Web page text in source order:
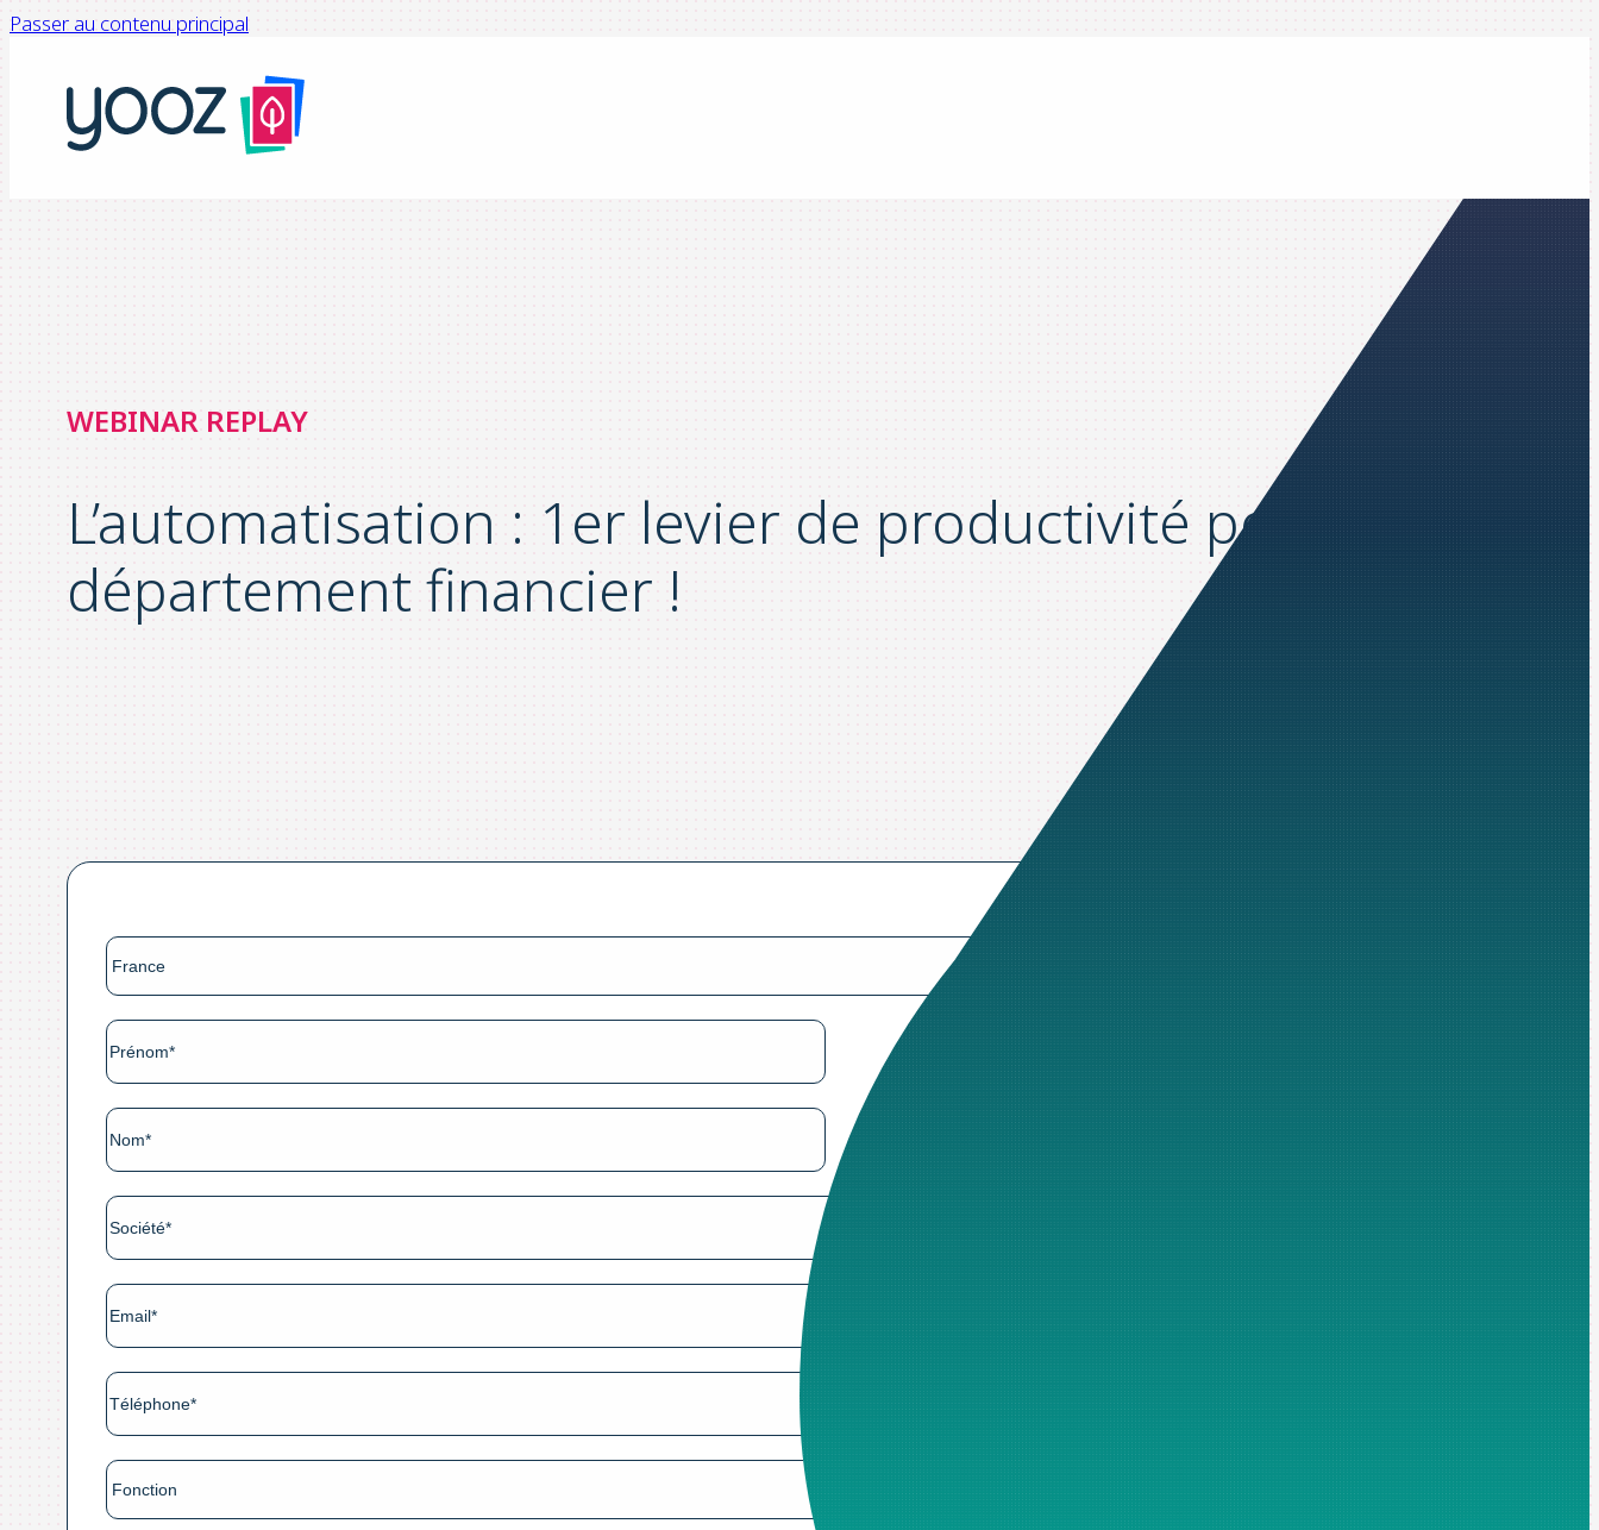
Passer au contenu principal
WEBINAR REPLAY
L’automatisation : 1er levier de productivité pour votre
département financier !